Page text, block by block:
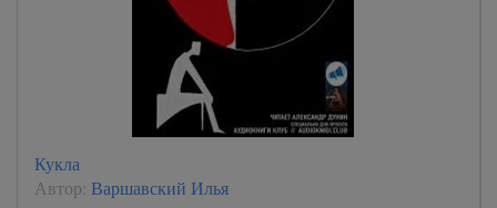
Кукла
Автор: Варшавский Илья